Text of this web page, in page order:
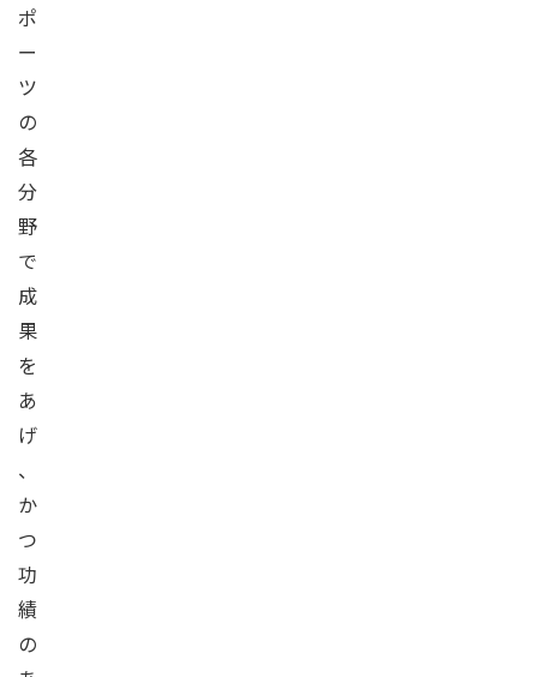
ポ
ー
ツ
の
各
分
野
で
成
果
を
あ
げ
、
か
つ
功
績
の